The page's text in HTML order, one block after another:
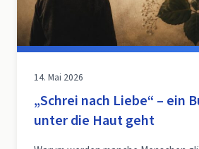
14. Mai 2026
„Schrei nach Liebe“ – ein
unter die Haut geht